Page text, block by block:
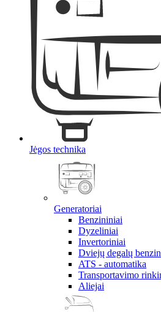
Jėgos technika
Generatoriai
Benzininiai
Dyzeliniai
Invertoriniai
Dviejų degalų
ATS - automatika
Transportavimo
Aliejai